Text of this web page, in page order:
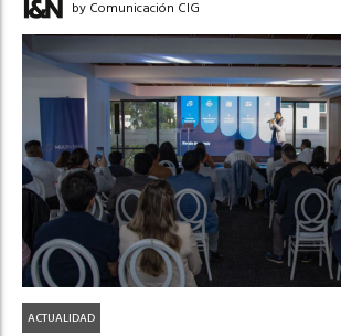
by Comunicación CIG
ACTUALIDAD